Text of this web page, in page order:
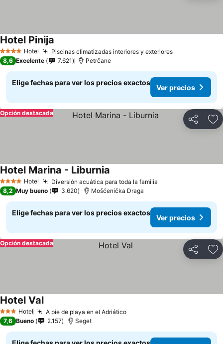
4 EstrellasHotel Piscinas climatizadas interiores y exteriores
Hotel Pinija
8,6 Excelente 7.621 Petrčane
Elige fechas para ver los precios exactos
Ver precios
Compartir
Opción destacada
4 EstrellasHotel Diversión acuática para toda la familia
Hotel Marina - Liburnia
8,2 Muy bueno 3.620 Mošćenička Draga
Elige fechas para ver los precios exactos
Ver precios
Compartir
Opción destacada
3 Estrellas
Hotel A pie de playa en el Adriático
Hotel Val
7,6 Bueno 2.157 Seget